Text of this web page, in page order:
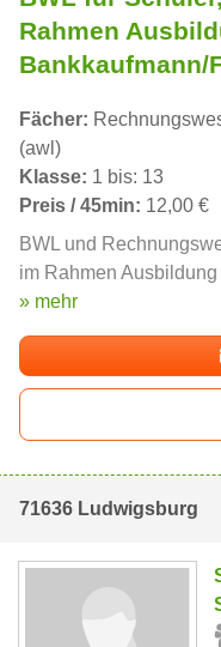
Rahmen
Bankkaufmann/
Fächer:
(awl)
Klasse: 1 bis: 13
Preis / 45min: 12,00 €
BWL und
im Rahmen
» mehr
71636 Ludwigsburg